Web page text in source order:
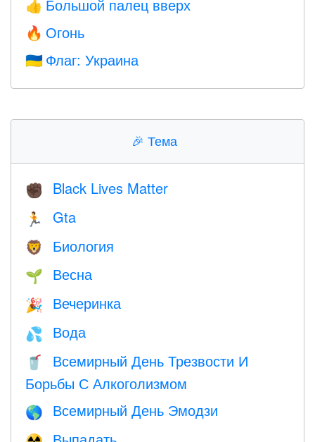
👍 Большой палец вверх
🔥 Огонь
🇺🇦 Флаг: Украина
🎉 Тема
✊🏿 Black Lives Matter
🏃 Gta
🦁 Биология
🌱 Весна
🎉 Вечеринка
💦 Вода
🥤
Всемирный День Трезвости И
Борьбы С Алкоголизмом
🌎 Всемирный День Эмодзи